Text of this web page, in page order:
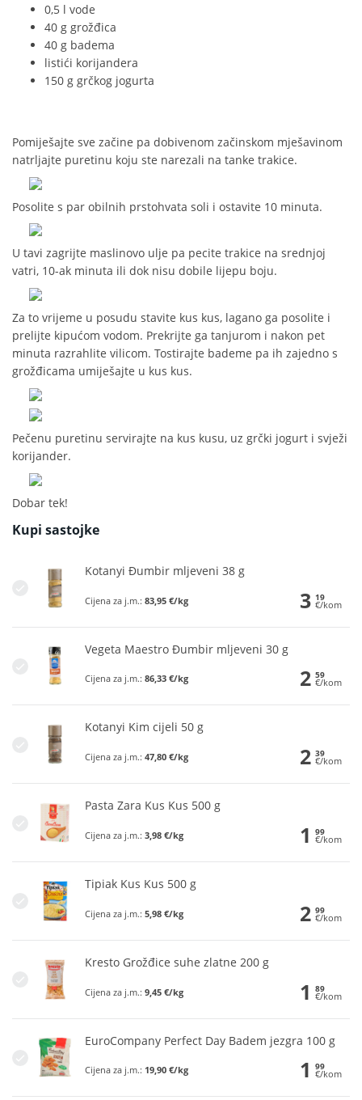
0,5 l vode
40 g grožđica
40 g badema
listići korijandera
150 g grčkog jogurta
Pomiješajte sve začine pa dobivenom začinskom mješavinom
natrljajte puretinu koju ste narezali na tanke trakice.
Posolite s par obilnih prstohvata soli i ostavite 10 minuta.
U tavi zagrijte maslinovo ulje pa pecite trakice na srednjoj
vatri, 10-ak minuta ili dok nisu dobile lijepu boju.
Za to vrijeme u posudu stavite kus kus, lagano ga posolite i
prelijte kipućom vodom. Prekrijte ga tanjurom i nakon pet
minuta razrahlite vilicom. Tostirajte bademe pa ih zajedno s
grožđicama umiješajte u kus kus.
Pečenu puretinu servirajte na kus kusu, uz grčki jogurt i svježi
korijander.
Dobar tek!
Kupi sastojke
Kotanyi Đumbir mljeveni 38 g
Cijena za j.m.: 83,95 €/kg 3 19
€/kom
Vegeta Maestro Đumbir mljeveni 30 g
Cijena za j.m.: 86,33 €/kg 2 59
€/kom
Kotanyi Kim cijeli 50 g
Cijena za j.m.: 47,80 €/kg 2 39
€/kom
Pasta Zara Kus Kus 500 g
Cijena za j.m.: 3,98 €/kg 1 99
€/kom
Tipiak Kus Kus 500 g
Cijena za j.m.: 5,98 €/kg 2 99
€/kom
Kresto Grožđice suhe zlatne 200 g
Cijena za j.m.: 9,45 €/kg 1 89
€/kom
EuroCompany Perfect Day Badem jezgra 100 g
Cijena za j.m.: 19,90 €/kg 1 99
€/kom